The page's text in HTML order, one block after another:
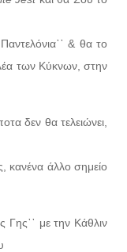
& θα το
των Κύκνων, στην
δεν θα τελειώνει,
κανένα άλλο σημείο
με την Κάθλιν